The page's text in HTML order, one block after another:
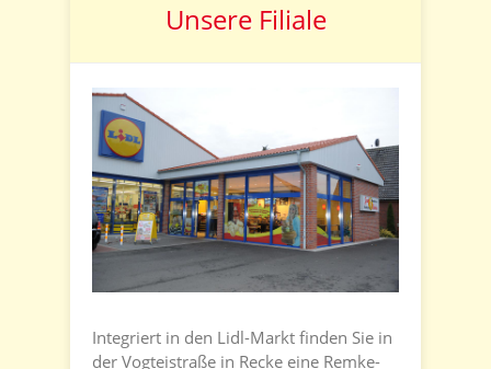
Unsere Filiale
Integriert in den Lidl-Markt finden Sie in
der Vogteistraße in Recke eine Remke-